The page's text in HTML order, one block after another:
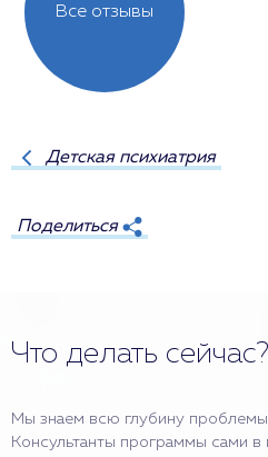
Все отзывы
Детская психиатрия
Поделиться
Что делать сейчас?
Мы знаем всю глубину
Консультанты программы сами